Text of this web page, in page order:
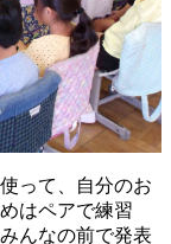
って、自分のお
はペアで練習
んなの前で発表